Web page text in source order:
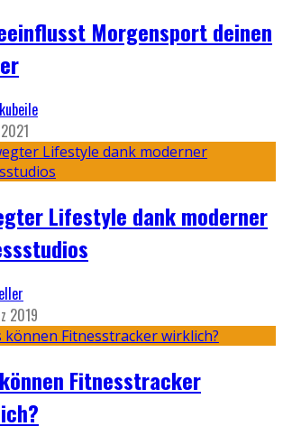
Morgensport deinen
Lifestyle dank moderner
2019
Fitnesstracker